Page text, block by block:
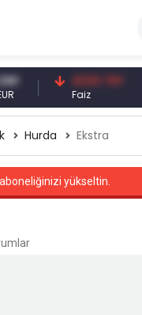
41,53 TRY
Faiz
Hurda Ekstra
yükseltin.